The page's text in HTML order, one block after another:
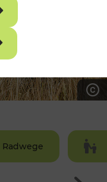
Radwege